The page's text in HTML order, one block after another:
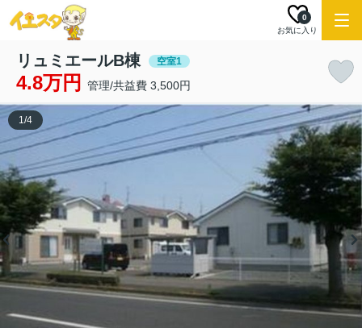
お気に入り
0
リュミエールB棟 空室1
4.8万円 管理/共益費 3,500円
1/4